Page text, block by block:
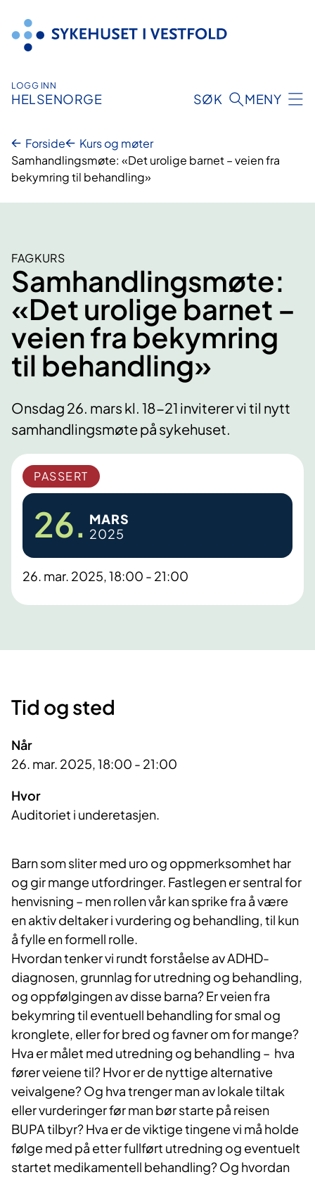
innhold
LOGG INN
HELSENORGE SØK MENY
Forside
Kurs og møter
Samhandlingsmøte: «Det urolige barnet – veien fra
bekymring til behandling»
FAGKURS
Samhandlingsmøte:
«Det urolige barnet –
veien fra bekymring
til behandling»
Onsdag 26. mars kl. 18-21 inviterer vi til nytt
samhandlingsmøte på sykehuset.
PASSERT
26. MARS
2025
26. mar. 2025, 18:00 - 21:00
Tid og sted
Når
26. mar. 2025, 18:00 - 21:00
Hvor
Auditoriet i underetasjen.
Barn som sliter med uro og oppmerksomhet har
og gir mange utfordringer. Fastlegen er sentral for
henvisning – men rollen vår kan sprike fra å være
en aktiv deltaker i vurdering og behandling, til kun
å fylle en formell rolle.
Hvordan tenker vi rundt forståelse av ADHD-
diagnosen, grunnlag for utredning og behandling,
og oppfølgingen av disse barna? Er veien fra
bekymring til eventuell behandling for smal og
kronglete, eller for bred og favner om for mange?
Hva er målet med utredning og behandling – hva
fører veiene til? Hvor er de nyttige alternative
veivalgene? Og hva trenger man av lokale tiltak
eller vurderinger før man bør starte på reisen
BUPA tilbyr? Hva er de viktige tingene vi må holde
følge med på etter fullført utredning og eventuelt
startet medikamentell behandling? Og hvordan